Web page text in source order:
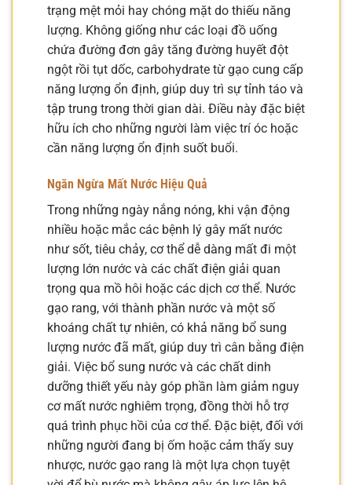
trạng mệt mỏi hay chóng mặt do thiếu năng
lượng. Không giống như các loại đồ uống
chứa đường đơn gây tăng đường huyết đột
ngột rồi tụt dốc, carbohydrate từ gạo cung cấp
năng lượng ổn định, giúp duy trì sự tỉnh táo và
tập trung trong thời gian dài. Điều này đặc biệt
hữu ích cho những người làm việc trí óc hoặc
cần năng lượng ổn định suốt buổi.
Ngăn Ngừa Mất Nước Hiệu Quả
Trong những ngày nắng nóng, khi vận động
nhiều hoặc mắc các bệnh lý gây mất nước
như sốt, tiêu chảy, cơ thể dễ dàng mất đi một
lượng lớn nước và các chất điện giải quan
trọng qua mồ hôi hoặc các dịch cơ thể. Nước
gạo rang, với thành phần nước và một số
khoáng chất tự nhiên, có khả năng bổ sung
lượng nước đã mất, giúp duy trì cân bằng điện
giải. Việc bổ sung nước và các chất dinh
dưỡng thiết yếu này góp phần làm giảm nguy
cơ mất nước nghiêm trọng, đồng thời hỗ trợ
quá trình phục hồi của cơ thể. Đặc biệt, đối với
những người đang bị ốm hoặc cảm thấy suy
nhược, nước gạo rang là một lựa chọn tuyệt